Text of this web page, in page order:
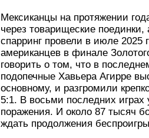
Мексиканцы на протяжении
через товарищеские
спарринг провели в июле 2025
американцев в финале
говорить о том, что в
подопечные Хавьера Агирре
основному, и разгромили
5:1. В восьми последних играх
поражения. И около 87 тысяч
ждать продолжения